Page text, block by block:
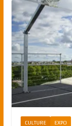
CULTURE EXPO